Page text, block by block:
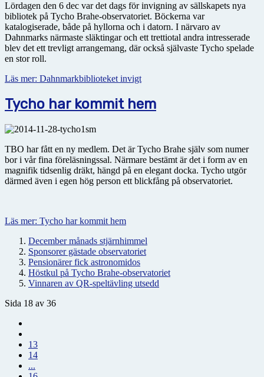
Lördagen den 6 dec var det dags för invigning av sällskapets nya
bibliotek på Tycho Brahe-observatoriet. Böckerna var
katalogiserade, både på hyllorna och i datorn. I närvaro av
Dahnmarks närmaste släktingar och ett trettiotal andra intresserade
blev det ett trevligt arrangemang, där också självaste Tycho spelade
en stor roll.
Läs mer: Dahnmarkbiblioteket invigt
Tycho har kommit hem
TBO har fått en ny medlem. Det är Tycho Brahe själv som numer
bor i vår fina föreläsningssal. Närmare bestämt är det i form av en
magnifik tidsenlig dräkt, hängd på en elegant docka. Tycho utgör
därmed även i egen hög person ett blickfång på observatoriet.
Läs mer: Tycho har kommit hem
December månads stjärnhimmel
Sponsorer gästade observatoriet
Pensionärer fick astronomidos
Höstkul på Tycho Brahe-observatoriet
Vinnaren av QR-speltävling utsedd
Sida 18 av 36
13
14
...